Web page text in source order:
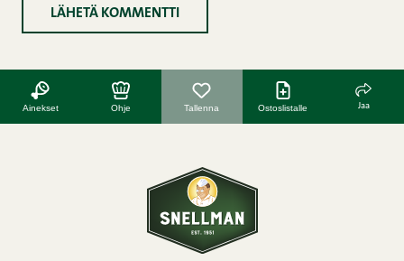
Ainekset Ohje Tallenna Ostoslistalle Jaa